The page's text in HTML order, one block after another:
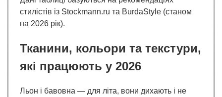
стилістів із Stockmann.ru та BurdaStyle (станом
на 2026 рік).
Тканини, кольори та текстури,
які працюють у 2026
Льон і бавовна — для літа, вони дихають і не